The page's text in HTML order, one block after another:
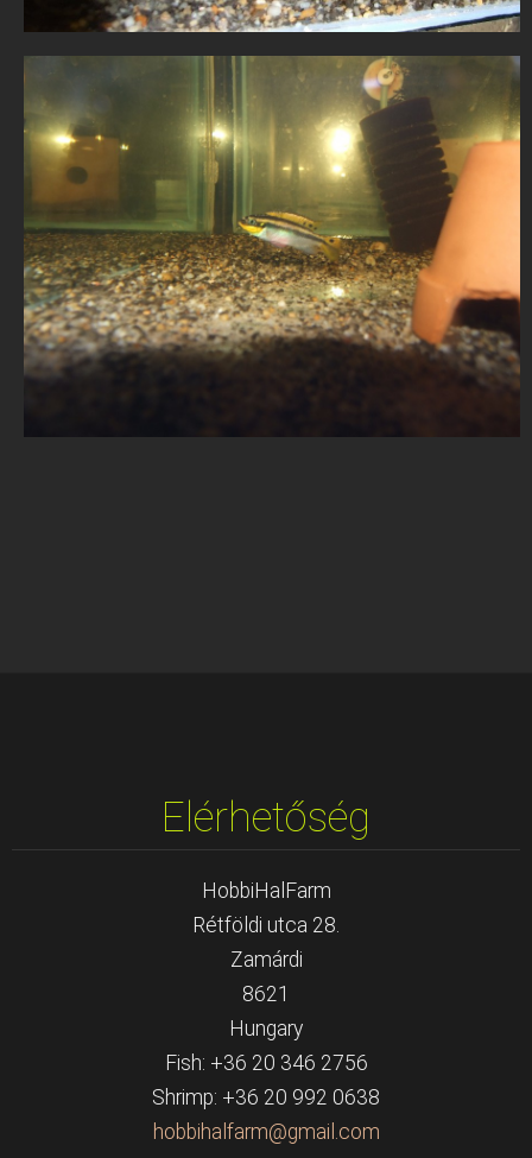
Elérhetőség
HobbiHalFarm
Rétföldi utca 28.
Zamárdi
8621
Hungary
Fish: +36 20 346 2756
Shrimp: +36 20 992 0638
hobbihal farm@gmail.com